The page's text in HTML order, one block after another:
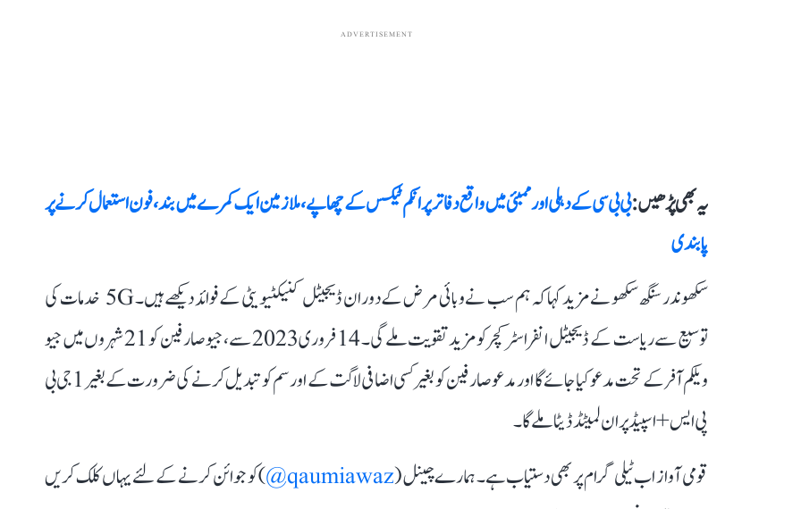
ADVERTISEMENT
یہ بھی پڑھیں :بی بی سی کے دہلی اور ممبئی میں واقع دفاتر پر انکم ٹیکس کے چھاپے، ملازمین ایک کمرے میں بند، فون استعمال کرنے پر
پابندی
سکھوندر سنگھ سکھو نے مزید کہا کہ ہم سب نے وبائی مرض کے دوران ڈیجیٹل کنیکٹیویٹی کے فوائد دیکھے ہیں۔ 5G خدمات کی
توسیع سے ریاست کے ڈیجیٹل انفراسٹرکچر کو مزید تقویت ملے گی۔ 14 فروری 2023 سے، جیو صارفین کو 21 شہروں میں جیو
ویلکم آفر کے تحت مدعو کیا جائے گا اور مدعو صارفین کو بغیر کسی اضافی لاگت کے اور سم کو تبدیل کرنے کی ضرورت کے بغیر 1 جی بی
پی ایس+ اسپیڈ پر ان لمیٹڈ ڈیٹا ملے گا۔
قومی آواز اب ٹیلی گرام پر بھی دستیاب ہے۔ ہمارے چینل (qaumiawaz@
) کو جوائن کرنے کے لئے یہاں کلک کریں